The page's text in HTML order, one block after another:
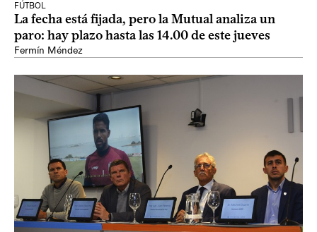
FÚTBOL
La fecha está fijada, pero la Mutual analiza un
paro: hay plazo hasta las 14.00 de este jueves
Fermín Méndez